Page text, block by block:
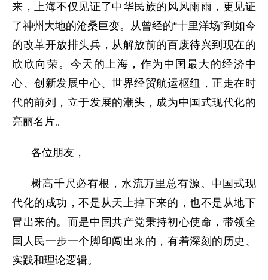
来，上海不仅见证了中华民族的风风雨雨，更见证
了神州大地的沧桑巨变。从曾经的“十里洋场”到如今
的改革开放排头兵，从解放前的百废待兴到现在的
欣欣向荣。今天的上海，作为中国最大的经济中
心、创新发展中心、世界经贸航运枢纽，正走在时
代的前列，立于发展的潮头，成为中国式现代化的
亮丽名片。
各位朋友，
树高千尺必有根，水流万里总有源。中国式现
代化的成功，不是从天上掉下来的，也不是从地下
冒出来的。而是中国共产党秉持初心使命，带领全
国人民一步一个脚印闯出来的，有着深刻的历史、
实践和理论逻辑。